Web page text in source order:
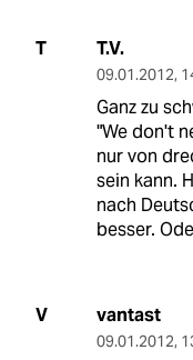
T T.V.
09.01.2012,
Ganz zu
"We don't
nur von
sein kann.
nach
besser.
V vantast
09.01.2012,